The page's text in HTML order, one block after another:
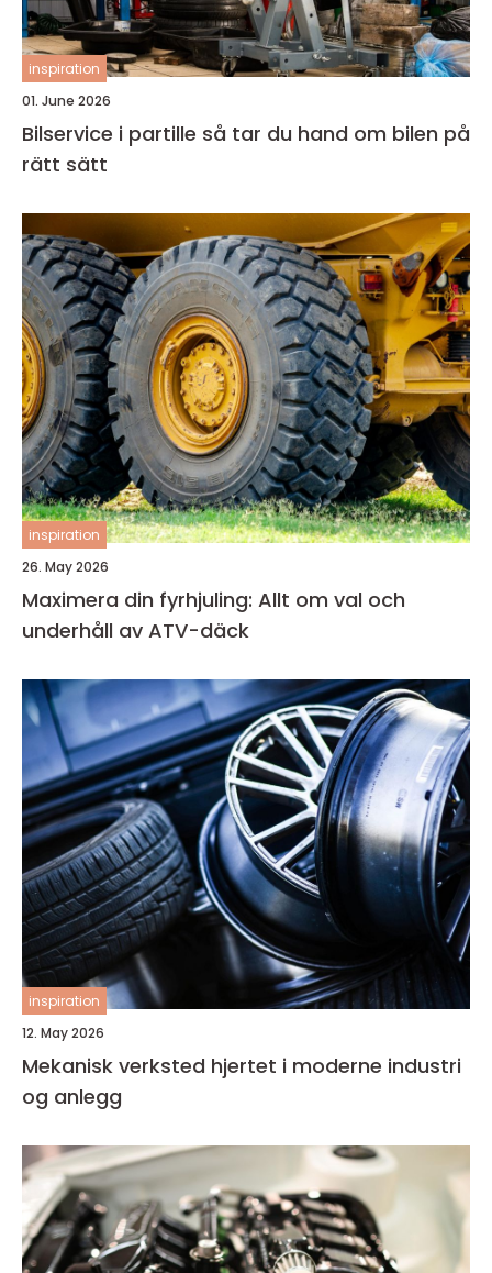
inspiration
01. June 2026
Bilservice i partille så tar du hand om bilen på
rätt sätt
inspiration
26. May 2026
Maximera din fyrhjuling: Allt om val och
underhåll av ATV-däck
inspiration
12. May 2026
Mekanisk verksted hjertet i moderne industri
og anlegg